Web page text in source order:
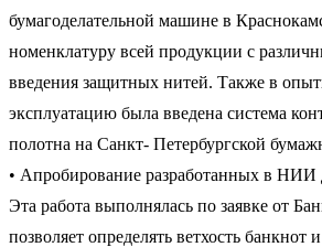
бумагоделательной машине в
номенклатуру всей продукции с
введения защитных нитей. Также в
эксплуатацию была введена система
полотна на Санкт- Петербургской
• Апробирование разработанных в НИИ
Эта работа выполнялась по заявке от
позволяет определять ветхость банкнот